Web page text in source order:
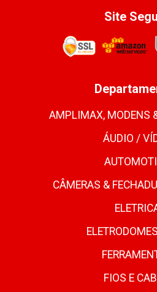
Site
AMPLIMAX, MODENS
ÁUDIO /
CÂMERAS &
FIOS E